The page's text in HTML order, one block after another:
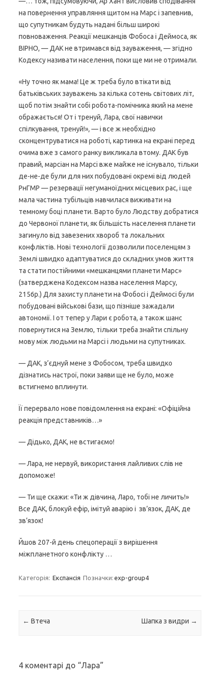
на повернення управляння щитом на Марс і запевнив,
що супутникам будуть надані більш широкі
повноваження. Реакції мешканців Фобоса і Деймоса, як
ВІРНО, — ДАК не втримався від зауваження, — згідно
Кодексу називати населення, поки ще ми не отримали.
«Ну точно як мама! Це ж треба було втікати від
батьківських зауважень за кілька сотень світових літ,
щоб потім знайти собі робота-помічника який на мене
ображається! От і тренуй, Лара, свої навички
спілкування, тренуй!», — і все ж необхідно
сконцентруватися на роботі, картинка на екрані перед
очима вже з самого ранку викликала втому. ДАК був
правий, марсіан на Марсі вже майже не існувало, тільки
де-не-де були для них побудовані окремі від людей
РнГМР — резервації негуманоїдних місцевих рас, і ще
мала частина тубільців навчилася виживати на
темному боці планети. Варто було Людству добратися
до Червоної планети, як більшість населення планети
загинуло від завезених хвороб та локальних
конфліктів. Нові технології дозволили поселенцям з
Землі швидко адаптуватися до складних умов життя
та стати постійними «мешканцями планети Марс»
(затверджена Кодексом назва населення Марсу,
2156р.) Для захисту планети на Фобосі і Деймосі були
побудовані військові бази, що пізніше зажадали
автономії. І от тепер у Лари є робота, а також шанс
повернутися на Землю, тільки треба знайти спільну
мову між людьми на Марсі і людьми на супутниках.
— ДАК, з’єднуй мене з Фобосом, треба швидко
дізнатись настрої, поки заяви ще не було, може
встигнемо вплинути.
Її перервало нове повідомлення на екрані: «Офіційна
реакція представників…»
— Дідько, ДАК, не встигаємо!
— Лара, не нервуй, використання лайливих слів не
допоможе!
— Ти ще скажи: «Ти ж дівчина, Ларо, тобі не личить!»
Все ДАК, блокуй ефір, імітуй аварію і зв’язок, ДАК, де
зв’язок!
Йшов 207-й день спецоперації з вирішення
міжпланетного конфлікту …
Категорія: Експансія Позначки: exp-group4
Навігація по запису
← Втеча Шапка з видри →
4 коментарі до “Лара”